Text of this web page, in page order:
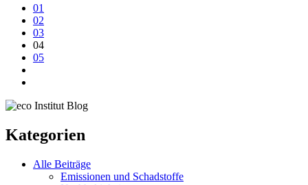
01
02
03
04
05
Kategorien
Alle Beiträge
Emissionen und Schadstoffe